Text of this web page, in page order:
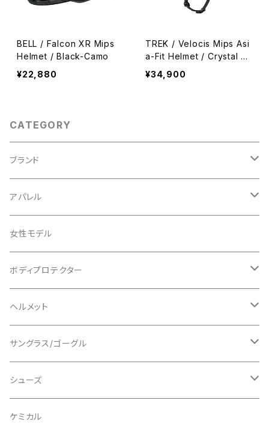
BELL / Falcon XR Mips
Helmet / Black-Camo
¥22,880
TREK / Velocis Mips Asi
a-Fit Helmet / Crystal W
hite
¥34,900
CATEGORY
ブランド
ABUS/アブス
ADEPT/アデプト
AENOMALY/アエノマリー
ALL MOUNTAIN STYLE
AVID/アヴィド
BAR MITTS/バーミッツ
BAZOOKA/バズーカ
アパレル
Tシャツ
ジャージ
ロングスリーブ
ショートスリーブ
ジャケット
ショーツ
ビブタイプ
パンツ / タイツ
上下セット
女性モデル
ボディプロテクター
エルボー/肘
ニー/膝
その他
ヘルメット
ロード
マウンテンバイク
フルフェイス
サングラス/ゴーグル
アクセサリー
シューズ
ロード
ケミカル